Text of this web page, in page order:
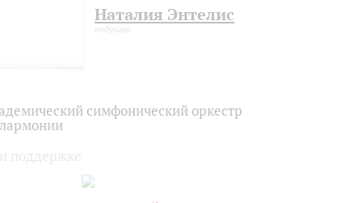
Наталия Энтелис
ведущая
симфонический оркестр